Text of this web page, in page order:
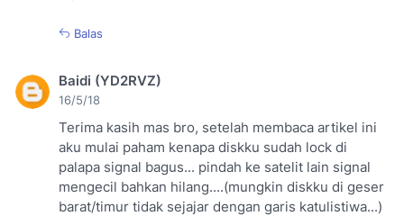
Balas
Baidi (YD2RVZ)
16/5/18
Terima kasih mas bro, setelah membaca artikel ini
aku mulai paham kenapa diskku sudah lock di
palapa signal bagus... pindah ke satelit lain signal
mengecil bahkan hilang....(mungkin diskku di geser
barat/timur tidak sejajar dengan garis katulistiwa...)